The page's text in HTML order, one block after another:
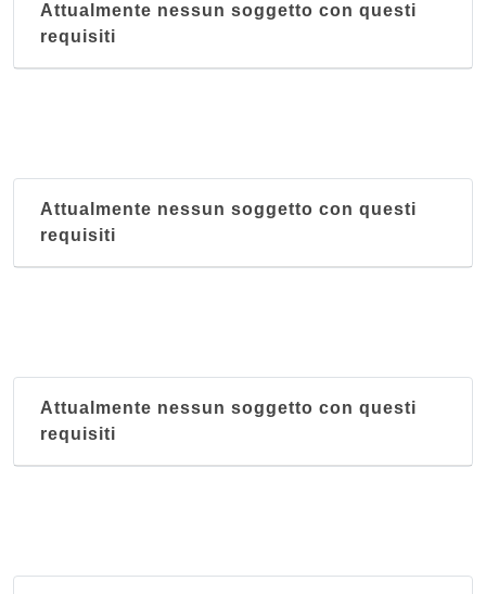
Attualmente nessun soggetto con questi
requisiti
Attualmente nessun soggetto con questi
requisiti
Attualmente nessun soggetto con questi
requisiti